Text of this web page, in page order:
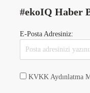
#ekoIQ Haber
E-Posta Adresiniz:
KVKK Aydınlatma